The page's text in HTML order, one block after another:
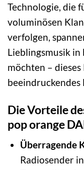
Technologie, die
voluminösen
verfolgen,
Lieblingsmusik
möchten –
beeindruckendes
Die Vorteile
pop orange
Überragende
Radiosender